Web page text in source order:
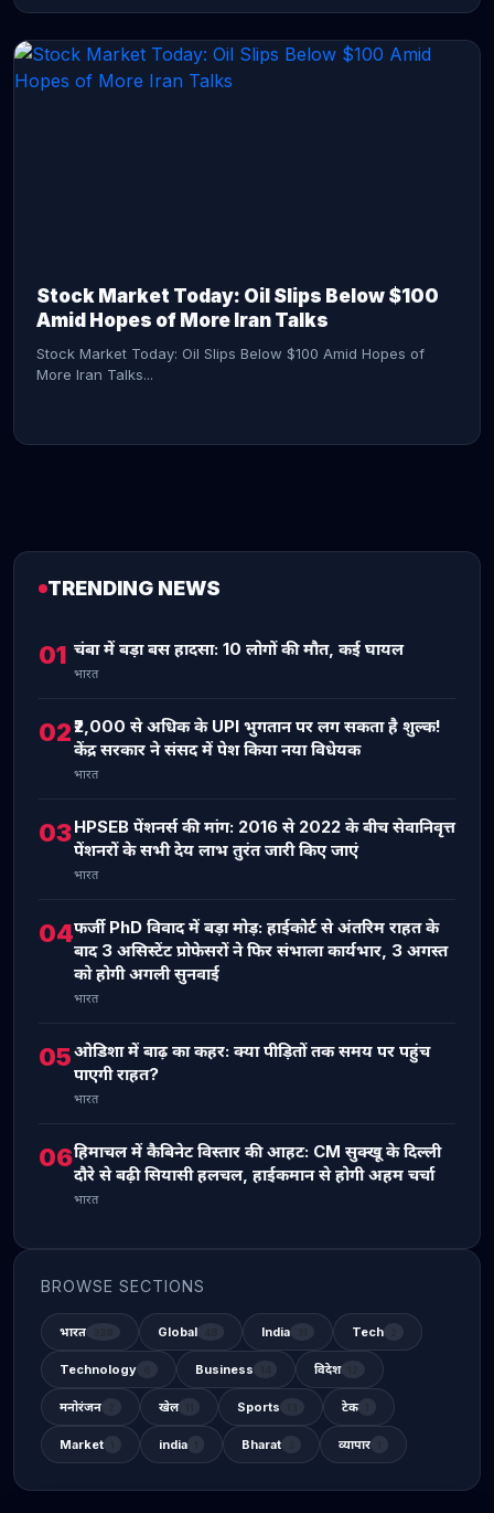
Stock Market Today: Oil Slips Below $100
Amid Hopes of More Iran Talks
Stock Market Today: Oil Slips Below $100 Amid Hopes of
More Iran Talks...
TRENDING NEWS
01 चंबा में बड़ा बस हादसा: 10 लोगों की मौत, कई घायल
भारत
02₹2,000 से अधिक के UPI भुगतान पर लग सकता है शुल्क!
केंद्र सरकार ने संसद में पेश किया नया विधेयक
भारत
03HPSEB पेंशनर्स की मांग: 2016 से 2022 के बीच सेवानिवृत्त
पेंशनरों के सभी देय लाभ तुरंत जारी किए जाएं
भारत
04फर्जी PhD विवाद में बड़ा मोड़: हाईकोर्ट से अंतरिम राहत के
बाद 3 असिस्टेंट प्रोफेसरों ने फिर संभाला कार्यभार, 3 अगस्त
को होगी अगली सुनवाई
भारत
05ओडिशा में बाढ़ का कहर: क्या पीड़ितों तक समय पर पहुंच
पाएगी राहत?
भारत
06हिमाचल में कैबिनेट विस्तार की आहट: CM सुक्खू के दिल्ली
दौरे से बढ़ी सियासी हलचल, हाईकमान से होगी अहम चर्चा
भारत
BROWSE SECTIONS
भारत Global India Tech
Technology Business विदेश
मनोरंजन खेल Sports टेक
Market india Bharat व्यापार